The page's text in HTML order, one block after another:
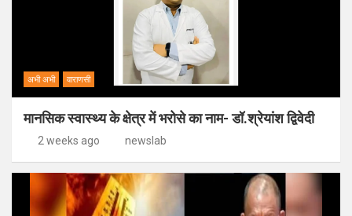
अभी अभी वाराणसी
मानसिक स्वास्थ्य के क्षेत्र में भरोसे का नाम- डॉ.श्रेयांश द्विवेदी
2 weeks ago newslab